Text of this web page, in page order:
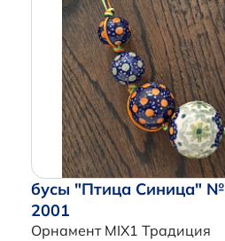
бусы "Птица Синица" №
2001
Орнамент MIX1 Традиция